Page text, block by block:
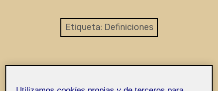
Entrada de incidencias o sugerencias
Etiqueta: Definiciones